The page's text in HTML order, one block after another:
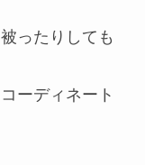
ったりしても
ーディネート